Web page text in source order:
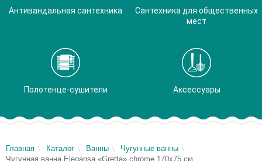
Антивандальная сантехника
Сантехника для общественных
мест
Полотенце-сушители Аксессуары
Главная Каталог Ванны
Чугунные ванны
Чугунная ванна Elegansa «Gretta» chrome 170x75 см